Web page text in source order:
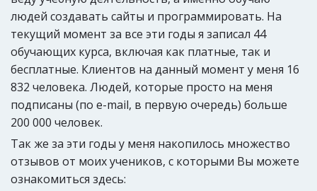
людей создавать сайты и программировать. На
текущий момент за все эти годы я записал 44
обучающих курса, включая как платные, так и
бесплатные. Клиентов на данный момент у меня 16
832 человека. Людей, которые просто на меня
подписаны (по e-mail, в первую очередь) больше
200 000 человек.
Так же за эти годы у меня накопилось множество
отзывов от моих учеников, с которыми Вы можете
ознакомиться здесь: